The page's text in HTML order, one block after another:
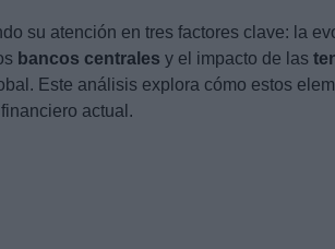
su atención en tres factores clave: la
bancos centrales y el impacto de las
Este análisis explora cómo estos
actual.